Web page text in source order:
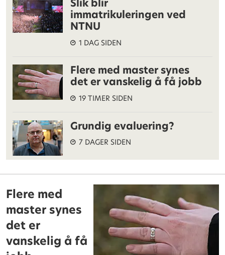
Slik blir
immatrikuleringen ved
NTNU
1 DAG SIDEN
Flere med master synes
det er vanskelig å få jobb
19 TIMER SIDEN
Grundig evaluering?
7 DAGER SIDEN
Flere med
master synes
det er
vanskelig å få